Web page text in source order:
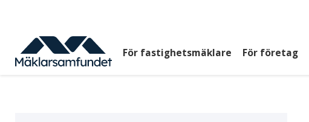
huvudinnehåll
Huvudmeny
För fastighetsmäklare För företag